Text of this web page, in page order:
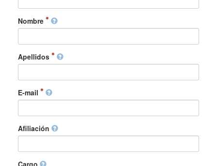
Nombre
Apellidos
E-mail
Afiliación
Cargo